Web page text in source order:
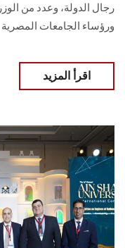
رجال الدولة، وعدد من
ورؤساء الجامعات المصرية
اقرأ المزيد